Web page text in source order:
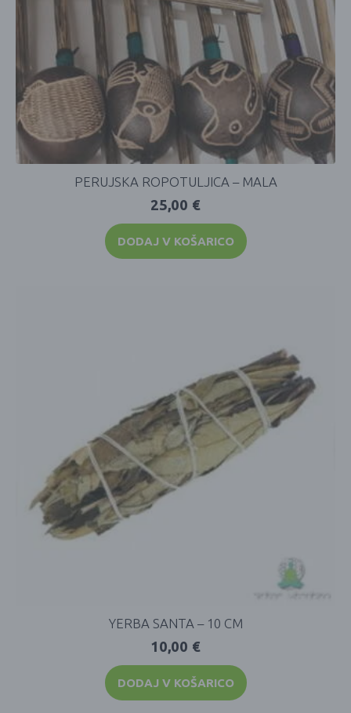
PERUJSKA ROPOTULJICA – MALA
25,00 €
DODAJ V KOŠARICO
YERBA SANTA – 10 CM
10,00 €
DODAJ V KOŠARICO